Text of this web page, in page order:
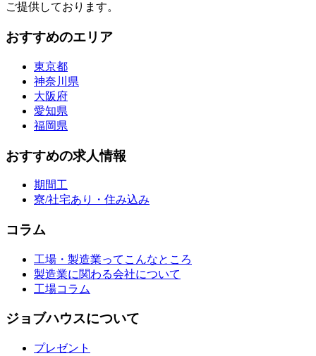
ご提供しております。
おすすめのエリア
東京都
神奈川県
大阪府
愛知県
福岡県
おすすめの求人情報
期間工
寮/社宅あり・住み込み
コラム
工場・製造業ってこんなところ
製造業に関わる会社について
工場コラム
ジョブハウスについて
プレゼント